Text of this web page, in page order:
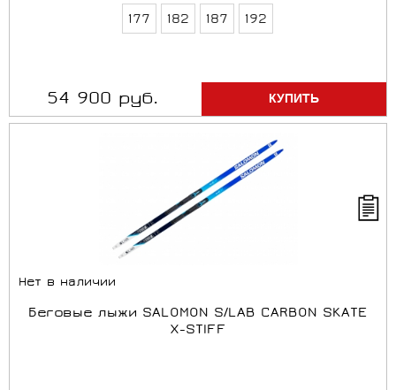
177 182 187 192
54 900 руб.
Нет в наличии
Беговые лыжи SALOMON S/LAB CARBON SKATE
X-STIFF